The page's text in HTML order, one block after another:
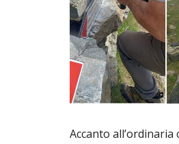
Accanto